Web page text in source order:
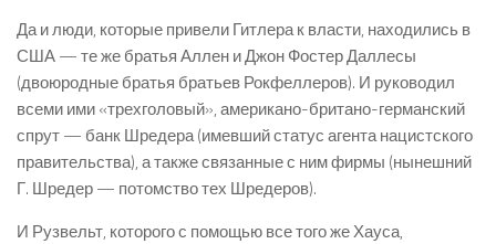
Да и люди, которые привели Гитлера к власти, находились в
США — те же братья Аллен и Джон Фостер Даллесы
(двоюродные братья братьев Рокфеллеров). И руководил
всеми ими «трехголовый», американо-британо-германский
спрут — банк Шредера (имевший статус агента нацистского
правительства), а также связанные с ним фирмы (нынешний
Г. Шредер — потомство тех Шредеров).
И Рузвельт, которого с помощью все того же Хауса,